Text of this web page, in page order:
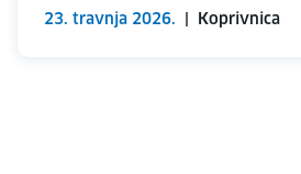
23. travnja 2026. Koprivnica